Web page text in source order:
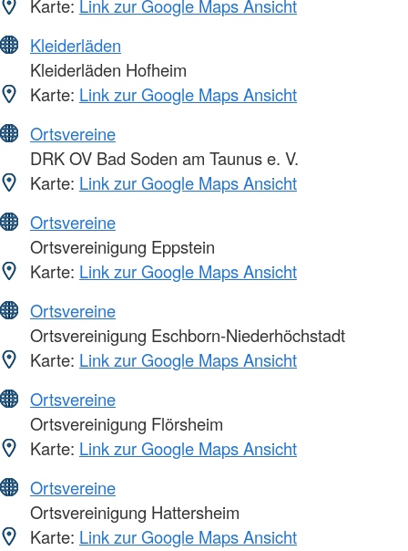
Karte: Link zur Google Maps Ansicht
Kleiderläden
Kleiderläden Hofheim
Karte: Link zur Google Maps Ansicht
Ortsvereine
DRK OV Bad Soden am Taunus e. V.
Karte: Link zur Google Maps Ansicht
Ortsvereine
Ortsvereinigung Eppstein
Karte: Link zur Google Maps Ansicht
Ortsvereine
Ortsvereinigung Eschborn-Niederhöchstadt
Karte: Link zur Google Maps Ansicht
Ortsvereine
Ortsvereinigung Flörsheim
Karte: Link zur Google Maps Ansicht
Ortsvereine
Ortsvereinigung Hattersheim
Karte: Link zur Google Maps Ansicht